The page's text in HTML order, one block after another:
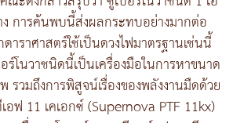
การค้นพบนี้ส่งผลกระทบอย่างมากต่อ
าราศาสตร์ใช้เป็นดวงไฟมาตรฐานเช่นนี้
ร์โนวาชนิดนี้เป็นเครื่องมือในการหาขนาด
วมถึงการพิสูจน์เรื่องของพลังงานมืดด้วย
อฟ 11 เคเอกซ์ (Supernova PTF 11kx)